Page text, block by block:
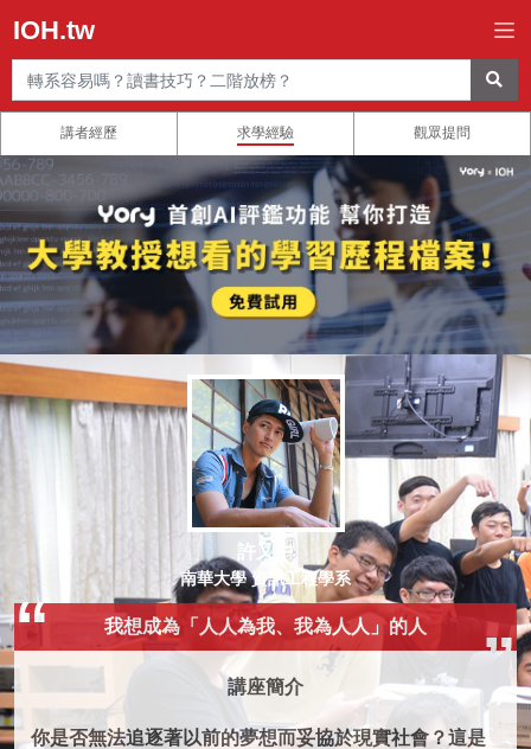
IOH.tw
講者經歷 求學經驗 觀眾提問
許又中
南華大學 資訊工程學系
我想成為「人人為我、我為人人」的人
講座簡介
你是否無法追逐著以前的夢想而妥協於現實社會？這是